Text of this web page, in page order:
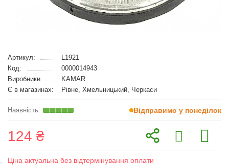
Артикул:
L1921
Код:
0000014943
Виробники
KAMAR
Є в магазинах:
Рівне, Хмельницький, Черкаси
Відправимо у понеділок
124 ₴
Ціна актуальна без відтермінування оплати